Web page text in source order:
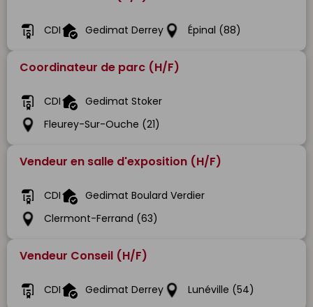
CDI Gedimat Derrey Épinal (88)
Coordinateur de parc (H/F)
CDI
Gedimat Stoker
Fleurey-Sur-Ouche (21)
Vendeur en salle d'exposition (H/F)
CDI
Gedimat Boulard Verdier
Clermont-Ferrand (63)
Vendeur Conseil (H/F)
CDI Gedimat Derrey Lunéville (54)